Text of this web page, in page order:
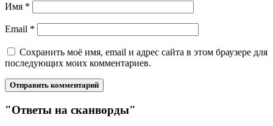
Имя *
Email *
Сохранить моё имя, email и адрес сайта в этом браузере для
последующих моих комментариев.
"Ответы на сканворды"